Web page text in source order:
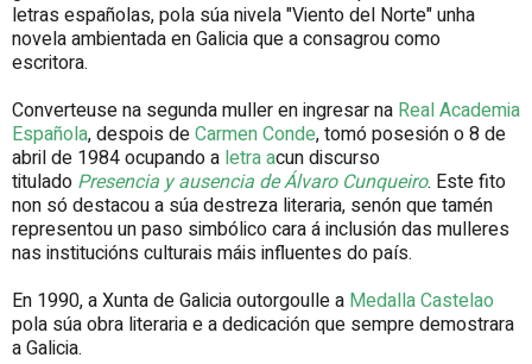
letras españolas, pola súa nivela "Viento del Norte" unha
novela ambientada en Galicia que a consagrou como
escritora.
Converteuse na segunda muller en ingresar na Real Academia
Española, despois deCarmen Conde, tomó posesión o 8 de
abril de 1984 ocupando a letra acun discurso
titulado Presencia y ausencia de Álvaro Cunqueiro. Este fito
non só destacou a súa destreza literaria, senón que tamén
representou un paso simbólico cara á inclusión das mulleres
nas institucións culturais máis influentes do país.
En 1990, a Xunta de Galicia outorgoulle a Medalla Castelao
pola súa obra literaria e a dedicación que sempre demostrara
a Galicia.